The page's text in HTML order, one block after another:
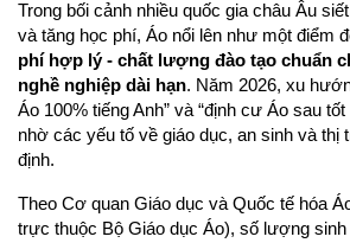
Trong bối cảnh nhiều quốc gia châu Âu
và tăng học phí, Áo nổi lên như một điểm
phí hợp lý - chất lượng đào tạo chuẩn
nghề nghiệp dài hạn. Năm 2026, xu
Áo 100% tiếng Anh” và “định cư Áo sau
nhờ các yếu tố về giáo dục, an sinh và thị
định.
Theo Cơ quan Giáo dục và Quốc tế hóa
trực thuộc Bộ Giáo dục Áo), số lượng sinh